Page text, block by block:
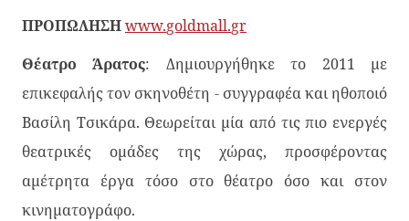
ΠΡΟΠΩΛΗΣΗwww.goldmall.gr
Θέατρο Άρατος: Δημιουργήθηκε το 2011 με
επικεφαλής τον σκηνοθέτη - συγγραφέα και ηθοποιό
Βασίλη Τσικάρα. Θεωρείται μία από τις πιο ενεργές
θεατρικές ομάδες της χώρας, προσφέροντας
αμέτρητα έργα τόσο στο θέατρο όσο και στον
κινηματογράφο.